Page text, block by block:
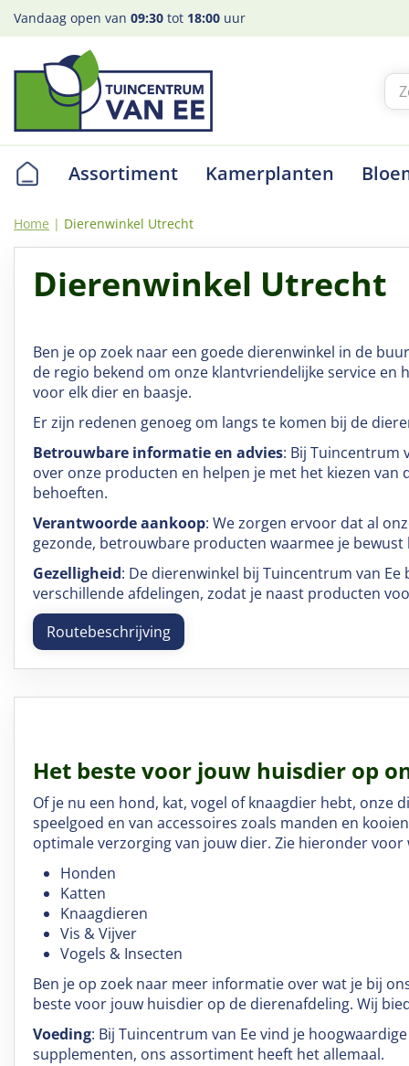
Ga
naar
Home Dierenwinkel Utrecht
Vandaag open van 09:30 tot 18:00 uur
Assortiment Kamerplanten
Dierenwinkel Utrecht
Ben je op zoek naar een goede dierenwinkel in de
de regio bekend om onze klantvriendelijke service
voor elk dier en baasje.
Er zijn redenen genoeg om langs te komen bij de
Betrouwbare informatie en advies: Bij Tuincentrum
over onze producten en helpen je met het kiezen
behoeften.
Verantwoorde aankoop: We zorgen ervoor dat al
gezonde, betrouwbare producten waarmee je
Gezelligheid: De dierenwinkel bij Tuincentrum van
verschillende afdelingen, zodat je naast producten
Routebeschrijving
Het beste voor jouw huisdier op
Of je nu een hond, kat, vogel of knaagdier hebt,
speelgoed en van accessoires zoals manden en
optimale verzorging van jouw dier. Zie hieronder
Honden
Katten
Knaagdieren
Vis & Vijver
Vogels & Insecten
Ben je op zoek naar meer informatie over wat je bij
beste voor jouw huisdier op de dierenafdeling. Wij
Voeding: Bij Tuincentrum van Ee vind je
supplementen, ons assortiment heeft het allemaal.